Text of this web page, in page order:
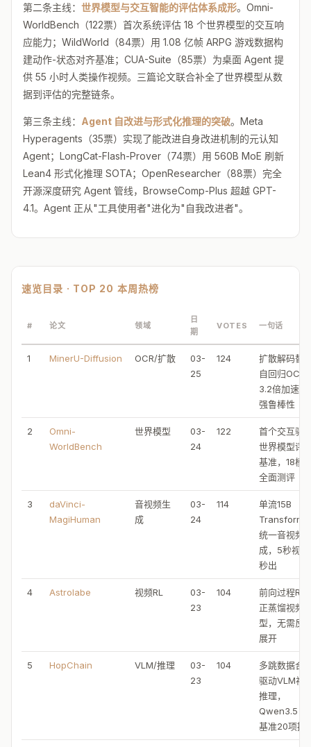
第二条主线： 世界模型与交互智能的评估体系成形。Omni-
WorldBench（122票）首次系统评估 18 个世界模型的交互响
应能力；WildWorld（84票）用 1.08 亿帧 ARPG 游戏数据构
建动作-状态对齐基准；CUA-Suite（85票）为桌面 Agent 提
供 55 小时人类操作视频。三篇论文联合补全了世界模型从数
据到评估的完整链条。
第三条主线： Agent 自改进与形式化推理的突破。Meta
Hyperagents（35票）实现了能改进自身改进机制的元认知
Agent；LongCat-Flash-Prover（74票）用 560B MoE 刷新
Lean4 形式化推理 SOTA；OpenResearcher（88票）完全
开源深度研究 Agent 管线，BrowseComp-Plus 超越 GPT-
4.1。Agent 正从"工具使用者"进化为"自我改进者"。
速览目录 · TOP 20 本周热榜
# 论文 领域
日
期
VOTES 一句话
1 MinerU-Diffusion OCR/扩散
03-
25
124
扩散解码替
自回归OCR
3.2倍加速+
强鲁棒性
2
Omni-
WorldBench
世界模型
03-
24
122
首个交互驱
世界模型评
基准，18模
全面测评
3
daVinci-
MagiHuman
音视频生
成
03-
24
114
单流15B
统一音视频
成，5秒视
秒出
4 Astrolabe 视频RL
03-
23
104
前向过程RL
正蒸馏视频
型，无需反
展开
5 HopChain VLM/推理
03-
23
104
多跳数据合
驱动VLM视
推理，
Qwen3.5
基准20项提